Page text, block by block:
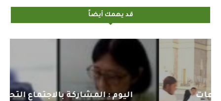
قد يهمك أيضاً
اليوم : المشاركة بالاجتماع التحضيري